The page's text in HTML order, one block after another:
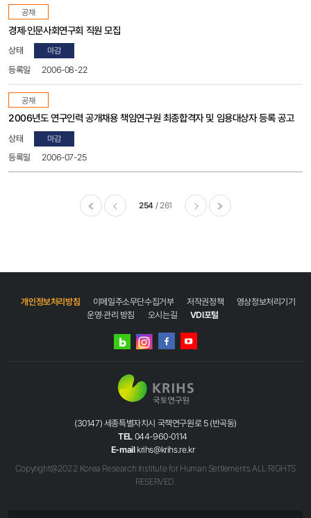
공채
경제·인문사회연구회 직원 모집
마감
2006-08-22
공채
2006년도 연구인력 공개채용 책임연구원 최종합격자 및 임용대상자 등록 공고
마감
2006-07-25
254 261
개인정보처리방침 이메일주소무단수집거부 저작권정책
영상정보처리기기
운영·관리 방침
오시는길 VDI포털
네이버
인스타그램
(30147) 세종특별자치시 국책연구원로 5 (반곡동)
TEL 044-960-0114
E-mail krihs@krihs.re.kr
Copyright@2022 Korea Research Institute for Human Settlements ALL RIGHTS
RESERVED.